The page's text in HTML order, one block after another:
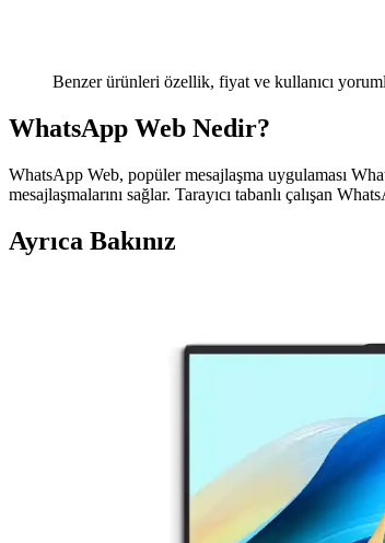
Benzer ürünleri özellik, fiyat ve kullanıcı
WhatsApp Web Nedir?
WhatsApp Web, popüler mesajlaşma uygulaması
mesajlaşmalarını sağlar. Tarayıcı tabanlı çalışan
Ayrıca Bakınız
WhatsApp Web, QR kod ile hızlı erişim sağlayarak
WhatsApp Hesap Kısıtlamaları ve
WhatsApp hesap kısıtlamaları ve Huawei
WhatsApp Kullanımı ve Hesap
WhatsApp'ta hesap engellemeleri ve yükleme